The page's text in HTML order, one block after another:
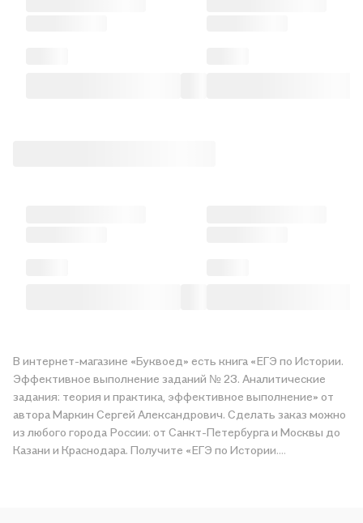
В интернет-магазине «Буквоед» есть книга «ЕГЭ по Истории.
Эффективное выполнение заданий № 23. Аналитические
задания: теория и практика, эффективное выполнение» от
автора Маркин Сергей Александрович. Сделать заказ можно
из любого города России: от Санкт-Петербурга и Москвы до
Казани и Краснодара. Получите «ЕГЭ по Истории.